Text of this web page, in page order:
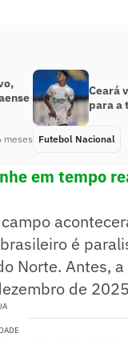
meses
Ceará
para a
Futebol Nacional
em tempo
é
Norte. Antes,
de